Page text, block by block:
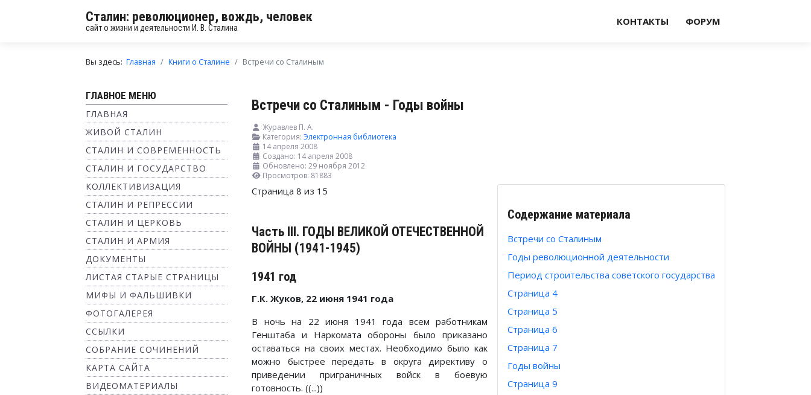
Сталин: революционер, вождь, человек
сайт о жизни и деятельности И. В. Сталина
КОНТАКТЫ ФОРУМ
Вы здесь: Главная Книги о Сталине Встречи со Сталиным
ГЛАВНОЕ МЕНЮ
ГЛАВНАЯ
ЖИВОЙ СТАЛИН
СТАЛИН И СОВРЕМЕННОСТЬ
СТАЛИН И ГОСУДАРСТВО
КОЛЛЕКТИВИЗАЦИЯ
СТАЛИН И РЕПРЕССИИ
СТАЛИН И ЦЕРКОВЬ
СТАЛИН И АРМИЯ
ДОКУМЕНТЫ
ЛИСТАЯ СТАРЫЕ СТРАНИЦЫ
МИФЫ И ФАЛЬШИВКИ
ФОТОГАЛЕРЕЯ
ССЫЛКИ
СОБРАНИЕ СОЧИНЕНИЙ
КАРТА САЙТА
ВИДЕОМАТЕРИАЛЫ
Встречи со Сталиным - Годы войны
Журавлев П. А.
Категория: Электронная библиотека
14 апреля 2008
Создано: 14 апреля 2008
Обновлено: 29 ноября 2012
Просмотров: 81883
Содержание материала
Встречи со Сталиным
Годы революционной деятельности
Период строительства советского государства
Страница 4
Страница 5
Страница 6
Страница 7
Годы войны
Страница 9
Страница 8 из 15
Часть III. ГОДЫ ВЕЛИКОЙ ОТЕЧЕСТВЕННОЙ
ВОЙНЫ (1941-1945)
1941 год
Г.К. Жуков, 22 июня 1941 года
В ночь на 22 июня 1941 года всем работникам
Генштаба и Наркомата обороны было приказано
оставаться на своих местах. Необходимо было как
можно быстрее передать в округа директиву о
приведении приграничных войск в боевую
готовность. ((...))